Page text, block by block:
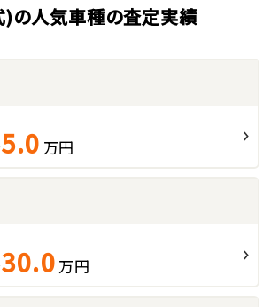
)の人気車種の査定実績
5.0 万円
30.0 万円